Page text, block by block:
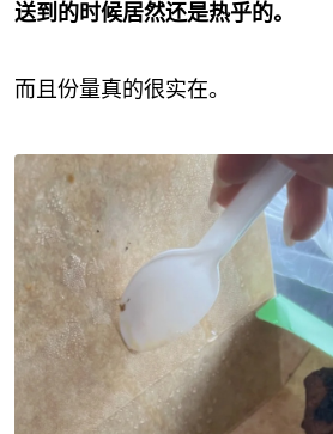
送到的时候居然还是热乎的。
而且份量真的很实在。